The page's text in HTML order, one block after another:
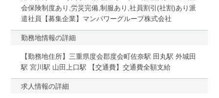
会保険制度あり,労災完備,制服あり,社員割引(社割)あり派
遣社員【募集企業】マンパワーグループ株式会社
勤務地情報の詳細
【勤務地住所】三重県度会郡度会町佐奈駅 田丸駅 外城田
駅 宮川駅 山田上口駅 【交通費】交通費全額支給
求人情報の詳細